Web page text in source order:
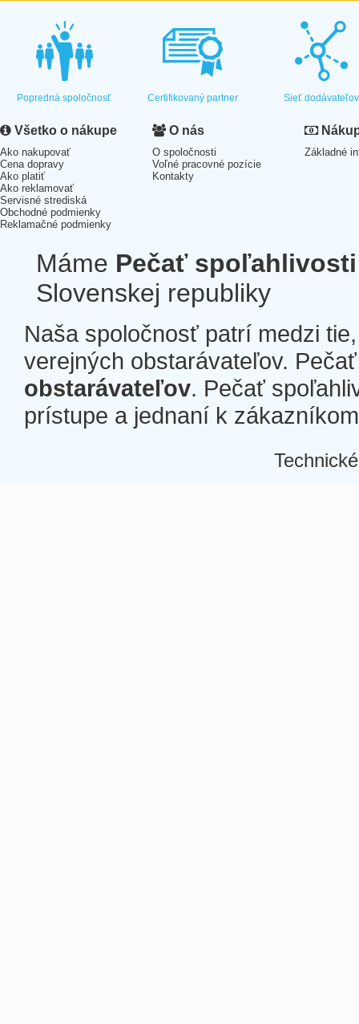
Popredná spoločnosť Certifikovaný partner Sieť dodávateľov
Všetko o nákupe
Ako nakupovať
Cena dopravy
Ako platiť
Ako reklamovať
Servisné strediská
Obchodné podmienky
Reklamačné podmienky
O nás
O spoločnosti
Voľné pracovné pozície
Kontakty
Základné
Máme Pečať spoľahlivosti
Slovenskej republiky
Naša spoločnosť patrí medzi
verejných obstarávateľov.
obstarávateľov. Pečať
prístupe a jednaní k